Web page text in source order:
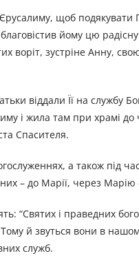
щоб подякувати
йому цю радісну
воріт, зустріне Анну,
віддали Її на службу
і жила там при храмі до
Спасителя.
а також під
– до Марії, через Марію
“Святих і праведних
й звуться вони в
служб.